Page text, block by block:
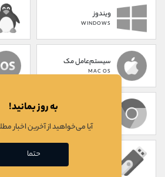
ویندوز
WINDOWS
سیستم‌عامل مک
MAC OS
به روز بمانید!
آیا می‌خواهید از آخرین اخبار
حتما